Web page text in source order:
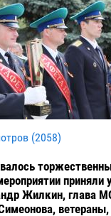
(2058)
приняли
Жилкин, глава